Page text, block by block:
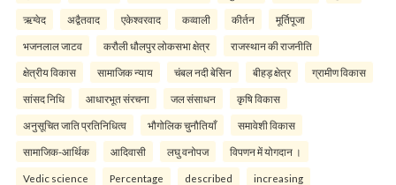
ऋग्वेद अद्वैतवाद एकेश्वरवाद कव्वाली कीर्तन मूर्तिपूजा
भजनलाल जाटव करौली धौलपुर लोकसभा क्षेत्र राजस्थान की राजनीति
क्षेत्रीय विकास सामाजिक न्याय चंबल नदी बेसिन बीहड़ क्षेत्र ग्रामीण विकास
सांसद निधि आधारभूत संरचना जल संसाधन कृषि विकास
अनुसूचित जाति प्रतिनिधित्व भौगोलिक चुनौतियाँ समावेशी विकास
सामाजिक-आर्थिक आदिवासी लघु वनोपज विपणन में योगदान ।
Vedic science Percentage described increasing